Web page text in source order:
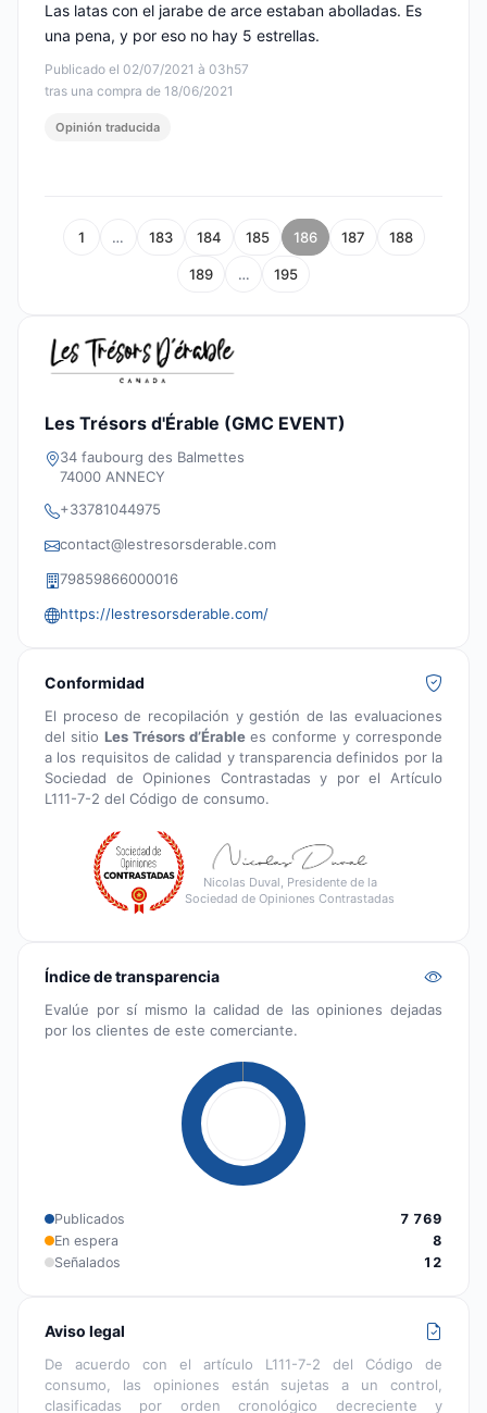
Publicado el 02/07/2021 à 03h57
tras una compra de 18/06/2021
Las latas con el jarabe de arce estaban abolladas. Es
una pena, y por eso no hay 5 estrellas.
Opinión traducida
1 … 183 184 185 186 187 188
189 … 195
Les Trésors d'Érable (GMC EVENT)
34 faubourg des Balmettes
74000 ANNECY
+33781044975
contact@lestresorsderable.com
79859866000016
https://lestresorsderable.com/
Conformidad
El proceso de recopilación y gestión de las evaluaciones
del sitio Les Trésors d’Érablees conforme y corresponde
a los requisitos de calidad y transparencia definidos por la
Sociedad de Opiniones Contrastadas y por el Artículo
L111-7-2 del Código de consumo.
Nicolas Duval, Presidente de la
Sociedad de Opiniones Contrastadas
Índice de transparencia
Evalúe por sí mismo la calidad de las opiniones dejadas
por los clientes de este comerciante.
Publicados
7 769
En espera
8
Señalados
12
Aviso legal
De acuerdo con el artículo L111-7-2 del Código de
consumo, las opiniones están sujetas a un control,
clasificadas por orden cronológico decreciente y